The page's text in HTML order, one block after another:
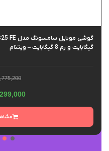
گیگابایت و رم 8 گیگابایت – ویتنام